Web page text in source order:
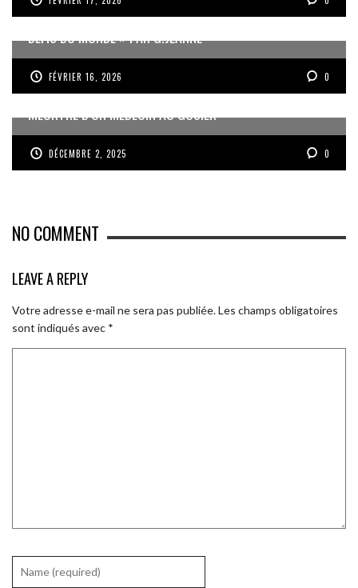
« UN GOSIER FIER, FORT ET RESPONSABLE FACE AUX
DÉFIS DU MONDE » PAR G.JEANNE
FÉVRIER 16, 2026 0
MEURTRE D’UN MÉDECIN AU GOSIER
DÉCEMBRE 2, 2025 0
NO COMMENT
LEAVE A REPLY
Votre adresse e-mail ne sera pas publiée.Les champs obligatoires
sont indiqués avec *